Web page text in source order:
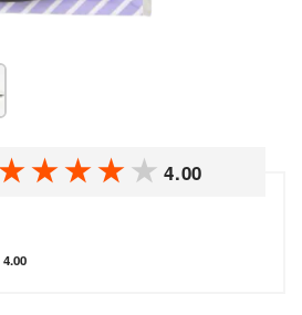
4.00
4.00